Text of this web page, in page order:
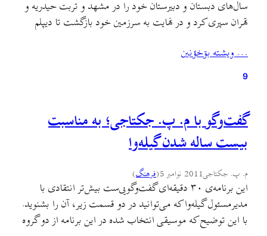
سال‌های دبستان و دبیرستان خود را در مشهد و تربت حیدریه و
تهران سپری کرد و در نهایت به سرزمین خود بازگشت تا دیپلم
در سال ۱۳۵۱ از دانشگاه شیراز گرفت و وارد آموزش…
… ويشته بۊخؤنين
9
گفت‌وگو با م. پ. جکتاجی؛ به مناسبت
بیست ساله شدن گیله‌وا
م. پ. جکتاجی2011 نوامبر 5 (فرهنگ)
این برنامه‌ی ۳۰ دقیقه‌ای گفت‌وگویی‌ست بیش‌تر انتقادی با
مدیرمسئول گیله‌وا که می‌توانید در دو قسمت زیر، آن را بشنوید.
با این توضیح که موسیقی انتخاب شده در این برنامه از دو گروه